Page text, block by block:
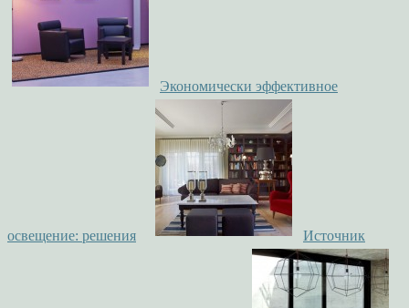
Экономически эффективное
освещение: решения Источник